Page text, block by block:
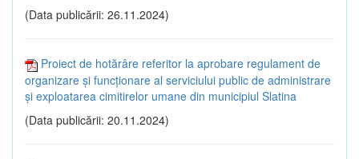
(Data publicării: 26.11.2024)
Proiect de hotărâre referitor la aprobare regulament de
organizare și funcționare al serviciului public de administrare
și exploatarea cimitirelor umane din municipiul Slatina
(Data publicării: 20.11.2024)